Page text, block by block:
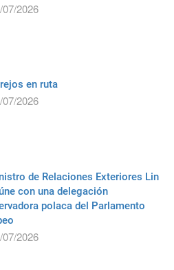
2026
en ruta
2026
de Relaciones Exteriores Lin
con una delegación
polaca del Parlamento
2026